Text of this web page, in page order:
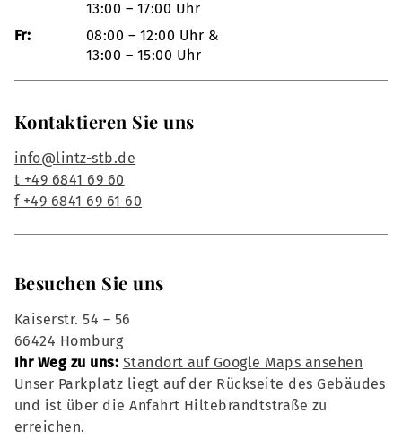
13:00 – 17:00 Uhr
Fr:
08:00 – 12:00 Uhr &
13:00 – 15:00 Uhr
Kontaktieren Sie uns
info@lintz-stb.de
t +49 6841 69 60
f +49 6841 69 61 60
Besuchen Sie uns
Kaiserstr. 54 – 56
66424 Homburg
Ihr Weg zu uns: Standort auf Google Maps ansehen
Unser Parkplatz liegt auf der Rückseite des Gebäudes
und ist über die Anfahrt Hiltebrandtstraße zu
erreichen.